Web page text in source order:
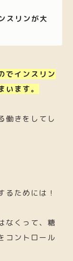
スリンが大
でインスリン
ます。
働きをしてし
るためには！
なくって、糖
コントロール